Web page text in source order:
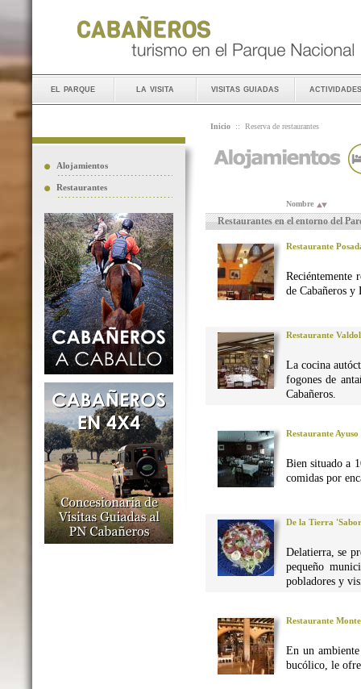
el parque la visita visitas guiadas actividades
Alojamientos
Restaurantes
Inicio :: Reserva de restaurantes
Nombre
Restaurantes en el entorno del
Restaurante
Reciéntemente
de Cabañeros y
Restaurante
La cocina
fogones de
Cabañeros.
Restaurante Ayuso
Bien situado a
comidas por
De la Tierra
Delatierra, se
pequeño
pobladores y
Restaurante
En un
bucólico, le